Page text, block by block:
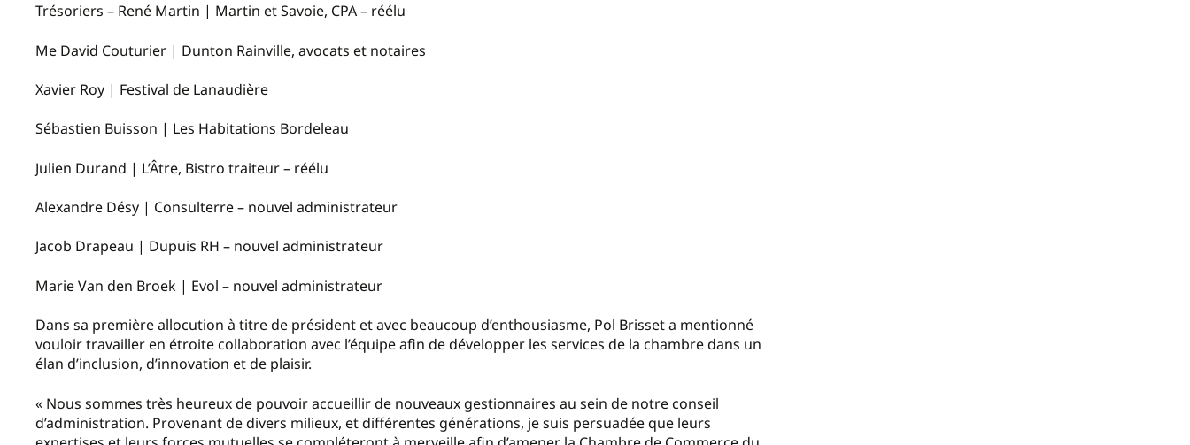
Trésoriers – René Martin | Martin et Savoie, CPA – réélu
Me David Couturier | Dunton Rainville, avocats et notaires
Xavier Roy | Festival de Lanaudière
Sébastien Buisson | Les Habitations Bordeleau
Julien Durand | L’Âtre, Bistro traiteur – réélu
Alexandre Désy | Consulterre – nouvel administrateur
Jacob Drapeau | Dupuis RH – nouvel administrateur
Marie Van den Broek | Evol – nouvel administrateur
Dans sa première allocution à titre de président et avec beaucoup d’enthousiasme, Pol Brisset a mentionné
vouloir travailler en étroite collaboration avec l’équipe afin de développer les services de la chambre dans un
élan d’inclusion, d’innovation et de plaisir.
« Nous sommes très heureux de pouvoir accueillir de nouveaux gestionnaires au sein de notre conseil
d’administration. Provenant de divers milieux, et différentes générations, je suis persuadée que leurs